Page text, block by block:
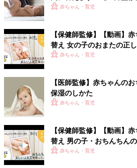
赤ちゃん・育児
【保健師監修】【動画】
替え 女の子のおまたの正
赤ちゃん・育児
【医師監修】赤ちゃんの
保湿のしかた
赤ちゃん・育児
【保健師監修】【動画】
替え 男の子・おちんちん
る？赤ちゃん・育児